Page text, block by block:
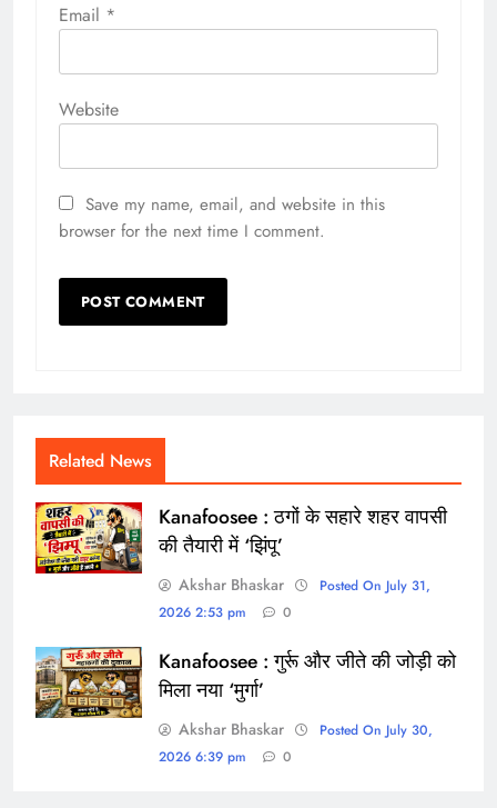
Email *
Website
Save my name, email, and website in this
browser for the next time I comment.
Related News
Kanafoosee : ठगों के सहारे शहर वापसी
की तैयारी में ‘झिंपू’
Akshar Bhaskar
Posted On July 31,
2026 2:53 pm
0
Kanafoosee : गुर्रू और जीते की जोड़ी को
मिला नया ‘मुर्गा’
Akshar Bhaskar
Posted On July 30,
2026 6:39 pm
0